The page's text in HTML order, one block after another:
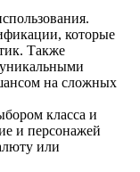
которые
Также
на сложных
класса и
и персонажей
или